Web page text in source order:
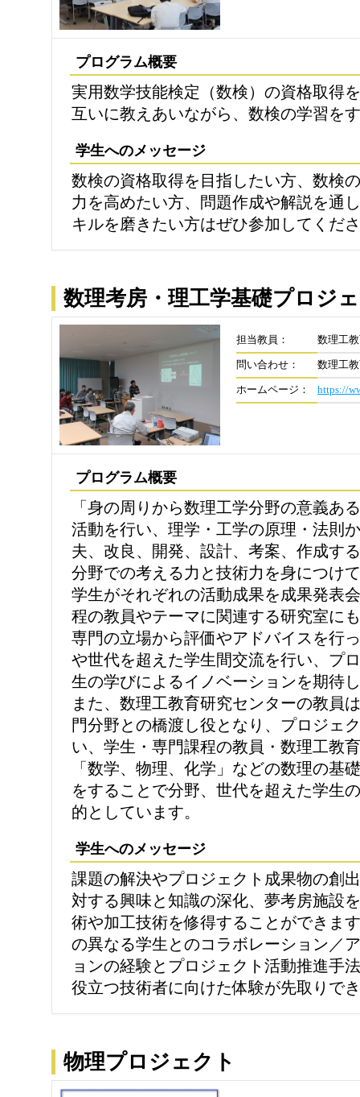
プログラム概要
実用数学技能検定（数検）の資格取得
互いに教えあいながら、数検の学習を
学生へのメッセージ
数検の資格取得を目指したい方、数検
力を高めたい方、問題作成や解説を通
キルを磨きたい方はぜひ参加してくだ
数理考房・理工学基礎プロジ
担当教員： 数理工
問い合わせ： 数理工
ホームページ： https://
プログラム概要
「身の周りから数理工学分野の意義あ
活動を行い、理学・工学の原理・法則
夫、改良、開発、設計、考案、作成す
分野での考える力と技術力を身につけ
学生がそれぞれの活動成果を成果発表
程の教員やテーマに関連する研究室に
専門の立場から評価やアドバイスを行
や世代を超えた学生間交流を行い、プ
生の学びによるイノベーションを期待
また、数理工教育研究センターの教員
門分野との橋渡し役となり、プロジェ
い、学生・専門課程の教員・数理工教
「数学、物理、化学」などの数理の基
をすることで分野、世代を超えた学生
的としています。
学生へのメッセージ
課題の解決やプロジェクト成果物の創
対する興味と知識の深化、夢考房施設
術や加工技術を修得することができま
の異なる学生とのコラボレーション／
ョンの経験とプロジェクト活動推進手
役立つ技術者に向けた体験が先取りで
物理プロジェクト